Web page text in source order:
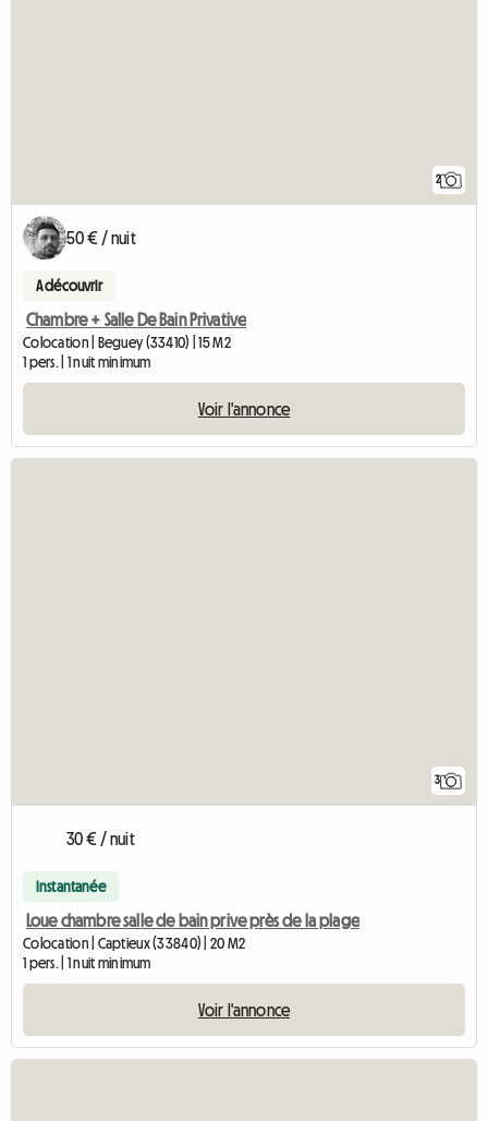
2
50 € / nuit
A découvrir
Chambre + Salle De Bain Privative
Colocation | Beguey (33410) | 15 M2
1 pers. | 1 nuit minimum
Voir l'annonce
3
30 € / nuit
Instantanée
Loue chambre salle de bain prive près de la plage
Colocation | Captieux (33840) | 20 M2
1 pers. | 1 nuit minimum
Voir l'annonce